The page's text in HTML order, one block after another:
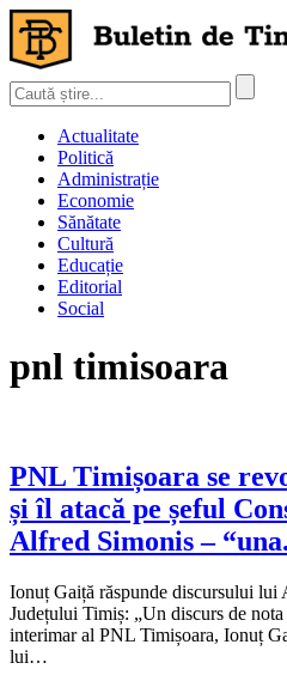
Actualitate
Politică
Administrație
Economie
Sănătate
Cultură
Educație
Editorial
Social
pnl timisoara
PNL Timișoara se
și îl atacă pe șeful
Alfred Simonis –
Ionuț Gaiță răspunde discursului lui
Județului Timiș: „Un discurs de
interimar al PNL Timișoara, Ionuț
lui…